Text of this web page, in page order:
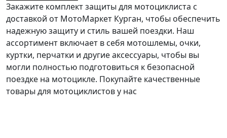
Закажите комплект защиты для мотоциклиста с
доставкой от МотоМаркет Курган, чтобы обеспечить
надежную защиту и стиль вашей поездки. Наш
ассортимент включает в себя мотошлемы, очки,
куртки, перчатки и другие аксессуары, чтобы вы
могли полностью подготовиться к безопасной
поездке на мотоцикле. Покупайте качественные
товары для мотоциклистов у нас